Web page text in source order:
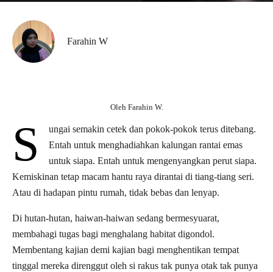
Farahin W
Oleh Farahin W.
S
ungai semakin cetek dan pokok-pokok terus ditebang.
Entah untuk menghadiahkan kalungan rantai emas
untuk siapa. Entah untuk mengenyangkan perut siapa.
Kemiskinan tetap macam hantu raya dirantai di tiang-tiang seri.
Atau di hadapan pintu rumah, tidak bebas dan lenyap.
Di hutan-hutan, haiwan-haiwan sedang bermesyuarat,
membahagi tugas bagi menghalang habitat digondol.
Membentang kajian demi kajian bagi menghentikan tempat
tinggal mereka direnggut oleh si rakus tak punya otak tak punya